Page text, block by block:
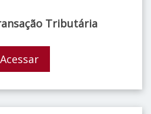
Tributária
Acessar